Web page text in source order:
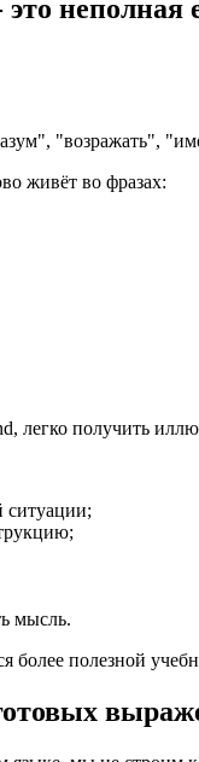
это неполная
"возражать",
живёт во фразах:
легко получить
ситуации;
мысль.
более полезной